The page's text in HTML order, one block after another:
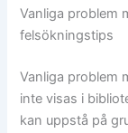
Vanliga problem
felsökningstips
Vanliga problem
inte visas i
kan uppstå på